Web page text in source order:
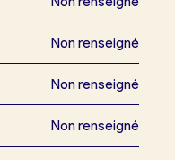
Non renseigné
Non renseigné
Non renseigné